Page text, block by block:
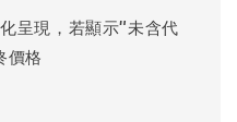
呈現，若顯示"未含代
價格